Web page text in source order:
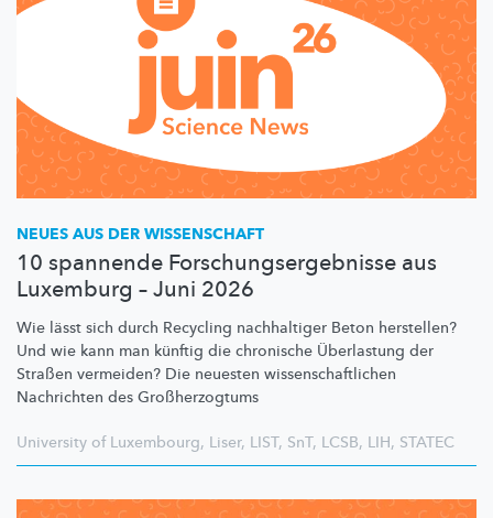
NEUES AUS DER WISSENSCHAFT
10 spannende Forschungsergebnisse aus
Luxemburg – Juni 2026
Wie lässt sich durch Recycling nachhaltiger Beton herstellen?
Und wie kann man künftig die chronische Überlastung der
Straßen vermeiden? Die neuesten wissenschaftlichen
Nachrichten des Großherzogtums
University of Luxembourg, Liser, LIST, SnT, LCSB, LIH, STATEC